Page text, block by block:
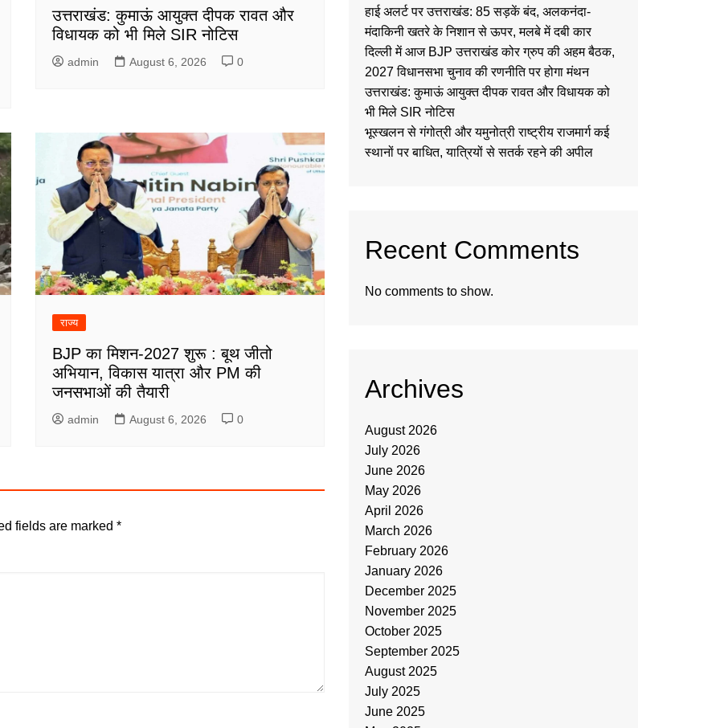
उत्तराखंड: कुमाऊं आयुक्त दीपक रावत और
विधायक को भी मिले SIR नोटिस
admin August 6, 2026 0
राज्य
BJP का मिशन-2027 शुरू : बूथ जीतो
अभियान, विकास यात्रा और PM की
जनसभाओं की तैयारी
admin August 6, 2026 0
fields are marked *
हाई अलर्ट पर उत्तराखंड: 85 सड़कें बंद, अलकनंदा-
मंदाकिनी खतरे के निशान से ऊपर, मलबे में दबी कार
दिल्ली में आज BJP उत्तराखंड कोर ग्रुप की अहम बैठक,
2027 विधानसभा चुनाव की रणनीति पर होगा मंथन
उत्तराखंड: कुमाऊं आयुक्त दीपक रावत और विधायक को
भी मिले SIR नोटिस
भूस्खलन से गंगोत्री और यमुनोत्री राष्ट्रीय राजमार्ग कई
स्थानों पर बाधित, यात्रियों से सतर्क रहने की अपील
Recent Comments
No comments to show.
Archives
August 2026
July 2026
June 2026
May 2026
April 2026
March 2026
February 2026
January 2026
December 2025
November 2025
October 2025
September 2025
August 2025
July 2025
June 2025